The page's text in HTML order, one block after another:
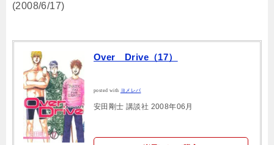
(2008/6/17)
Over Drive（17）
posted with ヨメレバ
安田剛士 講談社 2008年06月